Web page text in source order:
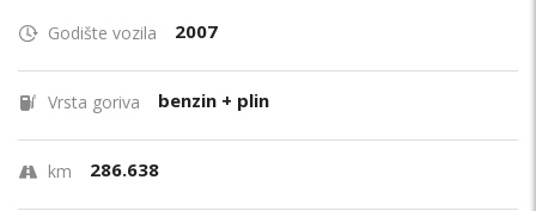
Godište vozila 2007
Vrsta goriva benzin + plin
km 286.638